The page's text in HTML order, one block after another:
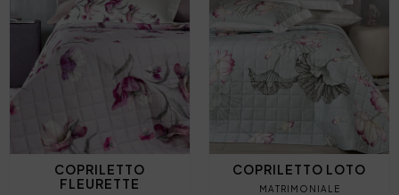
COPRILETTO
FLEURETTE
COPRILETTO LOTO
MATRIMONIALE